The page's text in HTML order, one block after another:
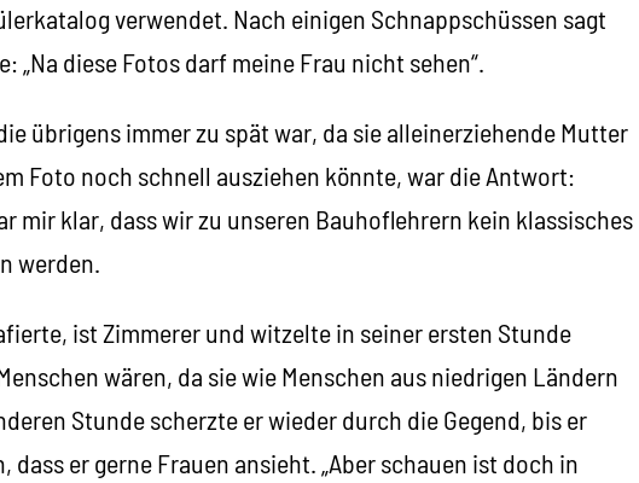
verwendet. Nach einigen Schnappschüssen sagt
„Na diese Fotos darf meine Frau nicht sehen“.
übrigens immer zu spät war, da sie alleinerziehende Mutter
Foto noch schnell ausziehen könnte, war die Antwort:
mir klar, dass wir zu unseren Bauhoflehrern kein klassisches
werden.
ist Zimmerer und witzelte in seiner ersten Stunde
wären, da sie wie Menschen aus niedrigen Ländern
Stunde scherzte er wieder durch die Gegend, bis er
er gerne Frauen ansieht. „Aber schauen ist doch in